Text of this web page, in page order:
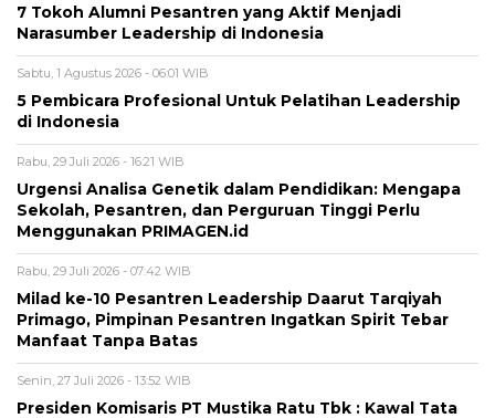
7 Tokoh Alumni Pesantren yang Aktif Menjadi
Narasumber Leadership di Indonesia
Sabtu, 1 Agustus 2026 - 06:01 WIB
5 Pembicara Profesional Untuk Pelatihan Leadership
di Indonesia
Rabu, 29 Juli 2026 - 16:21 WIB
Urgensi Analisa Genetik dalam Pendidikan: Mengapa
Sekolah, Pesantren, dan Perguruan Tinggi Perlu
Menggunakan PRIMAGEN.id
Rabu, 29 Juli 2026 - 07:42 WIB
Milad ke-10 Pesantren Leadership Daarut Tarqiyah
Primago, Pimpinan Pesantren Ingatkan Spirit Tebar
Manfaat Tanpa Batas
Senin, 27 Juli 2026 - 13:52 WIB
Presiden Komisaris PT Mustika Ratu Tbk : Kawal Tata